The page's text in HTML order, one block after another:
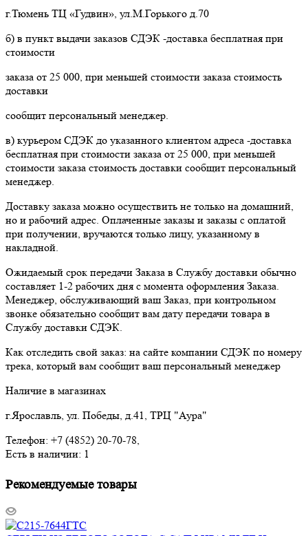
г.Тюмень ТЦ «Гудвин», ул.М.Горького д.70
б) в пункт выдачи заказов СДЭК -доставка бесплатная при
стоимости
заказа от 25 000, при меньшей стоимости заказа стоимость
доставки
сообщит персональный менеджер.
в) курьером СДЭК до указанного клиентом адреса -доставка
бесплатная при стоимости заказа от 25 000, при меньшей
стоимости заказа стоимость доставки сообщит персональный
менеджер.
Доставку заказа можно осуществить не только на домашний,
но и рабочий адрес. Оплаченные заказы и заказы с оплатой
при получении, вручаются только лицу, указанному в
накладной.
Ожидаемый срок передачи Заказа в Службу доставки обычно
составляет 1-2 рабочих дня с момента оформления Заказа.
Менеджер, обслуживающий ваш Заказ, при контрольном
звонке обязательно сообщит вам дату передачи товара в
Службу доставки СДЭК.
Как отследить свой заказ: на сайте компании СДЭК по номеру
трека, который вам сообщит ваш персональный менеджер
Наличие в магазинах
г.Ярославль, ул. Победы, д.41, ТРЦ "Аура"
Телефон: +7 (4852) 20-70-78,
Есть в наличии: 1
Рекомендуемые товары